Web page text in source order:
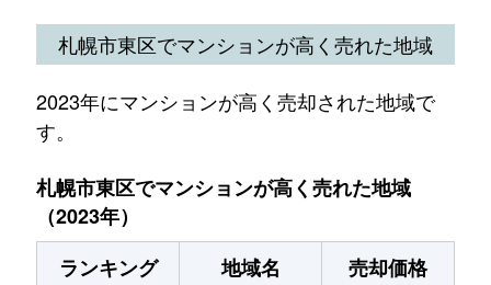
札幌市東区でマンションが高く売れた地域
2023年にマンションが高く売却された地域で
す。
札幌市東区でマンションが高く売れた地域
（2023年）
ランキング
地域名
売却価格